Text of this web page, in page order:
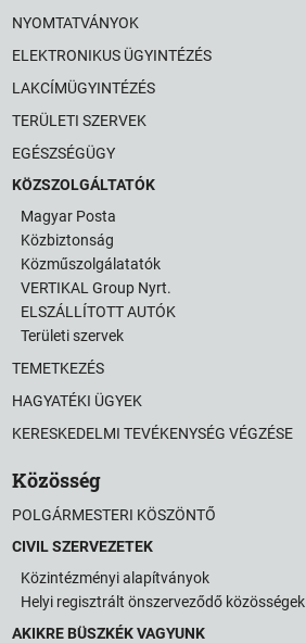
NYOMTATVÁNYOK
ELEKTRONIKUS ÜGYINTÉZÉS
LAKCÍMÜGYINTÉZÉS
TERÜLETI SZERVEK
EGÉSZSÉGÜGY
KÖZSZOLGÁLTATÓK
Magyar Posta
Közbiztonság
Közműszolgálatatók
VERTIKAL Group Nyrt.
ELSZÁLLÍTOTT AUTÓK
Területi szervek
TEMETKEZÉS
HAGYATÉKI ÜGYEK
KERESKEDELMI TEVÉKENYSÉG VÉGZÉSE
Közösség
POLGÁRMESTERI KÖSZÖNTŐ
CIVIL SZERVEZETEK
Közintézményi alapítványok
Helyi regisztrált önszerveződő közösségek
AKIKRE BÜSZKÉK VAGYUNK